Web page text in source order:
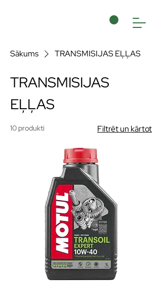
Sākums TRANSMISIJAS EĻĻAS
TRANSMISIJAS
EĻĻAS
10 produkti Filtrēt un kārtot